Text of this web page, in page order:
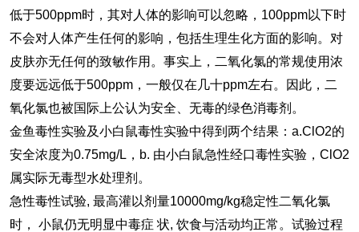
低于500ppm时，其对人体的影响可以忽略，100ppm以下时
不会对人体产生任何的影响，包括生理生化方面的影响。对
皮肤亦无任何的致敏作用。事实上，二氧化氯的常规使用浓
度要远远低于500ppm，一般仅在几十ppm左右。因此，二
氧化氯也被国际上公认为安全、无毒的绿色消毒剂。
金鱼毒性实验及小白鼠毒性实验中得到两个结果：a.ClO2的
安全浓度为0.75mg/L，b. 由小白鼠急性经口毒性实验，ClO2
属实际无毒型水处理剂。
急性毒性试验, 最高灌以剂量10000mg/kg稳定性二氧化氯
时， 小鼠仍无明显中毒症 状, 饮食与活动均正常。试验过程